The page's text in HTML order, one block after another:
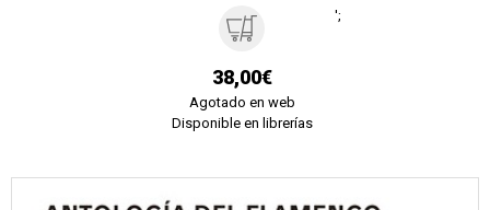
38,00€
Agotado en web
Disponible en librerías
';